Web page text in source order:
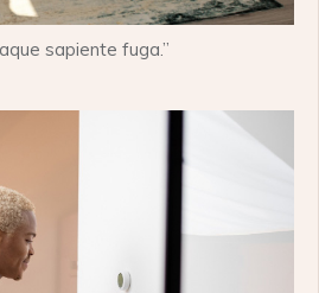
sapiente fuga.”